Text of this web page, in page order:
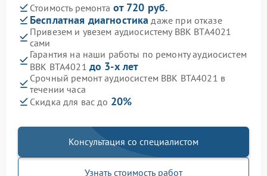
Стоимость ремонта от 720 руб.
Бесплатная диагностика даже при отказе
Привезем и увезем аудиосистему BBK BTA4021
сами
Гарантия на наши работы по ремонту аудиосистем
BBK BTA4021 до 3-х лет
Срочный ремонт аудиосистем BBK BTA4021 в
течении часа
Скидка для вас до 20%
Консультация со специалистом
Узнать стоимость работ